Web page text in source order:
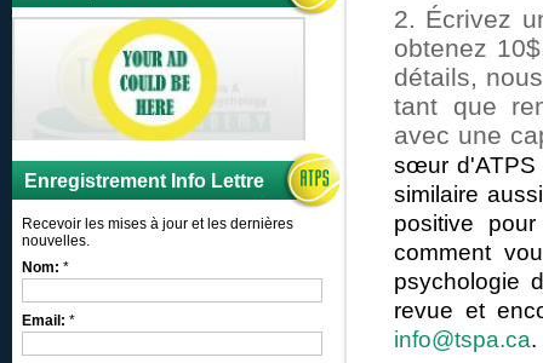
Enregistrement Info Lettre
Recevoir les mises à jour et les dernières
nouvelles.
Nom: *
Email: *
2. Écrivez
obtenez
détails,
tant que
avec une
sœur d'ATPS
similaire
positive
comment
psychologie
info@tspa.ca.